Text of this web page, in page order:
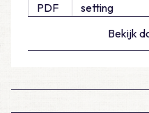
PDF
setting
Bekijk